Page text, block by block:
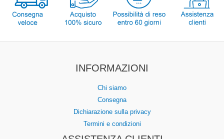
INFORMAZIONI
Chi siamo
Consegna
Dichiarazione sulla privacy
Termini e condizioni